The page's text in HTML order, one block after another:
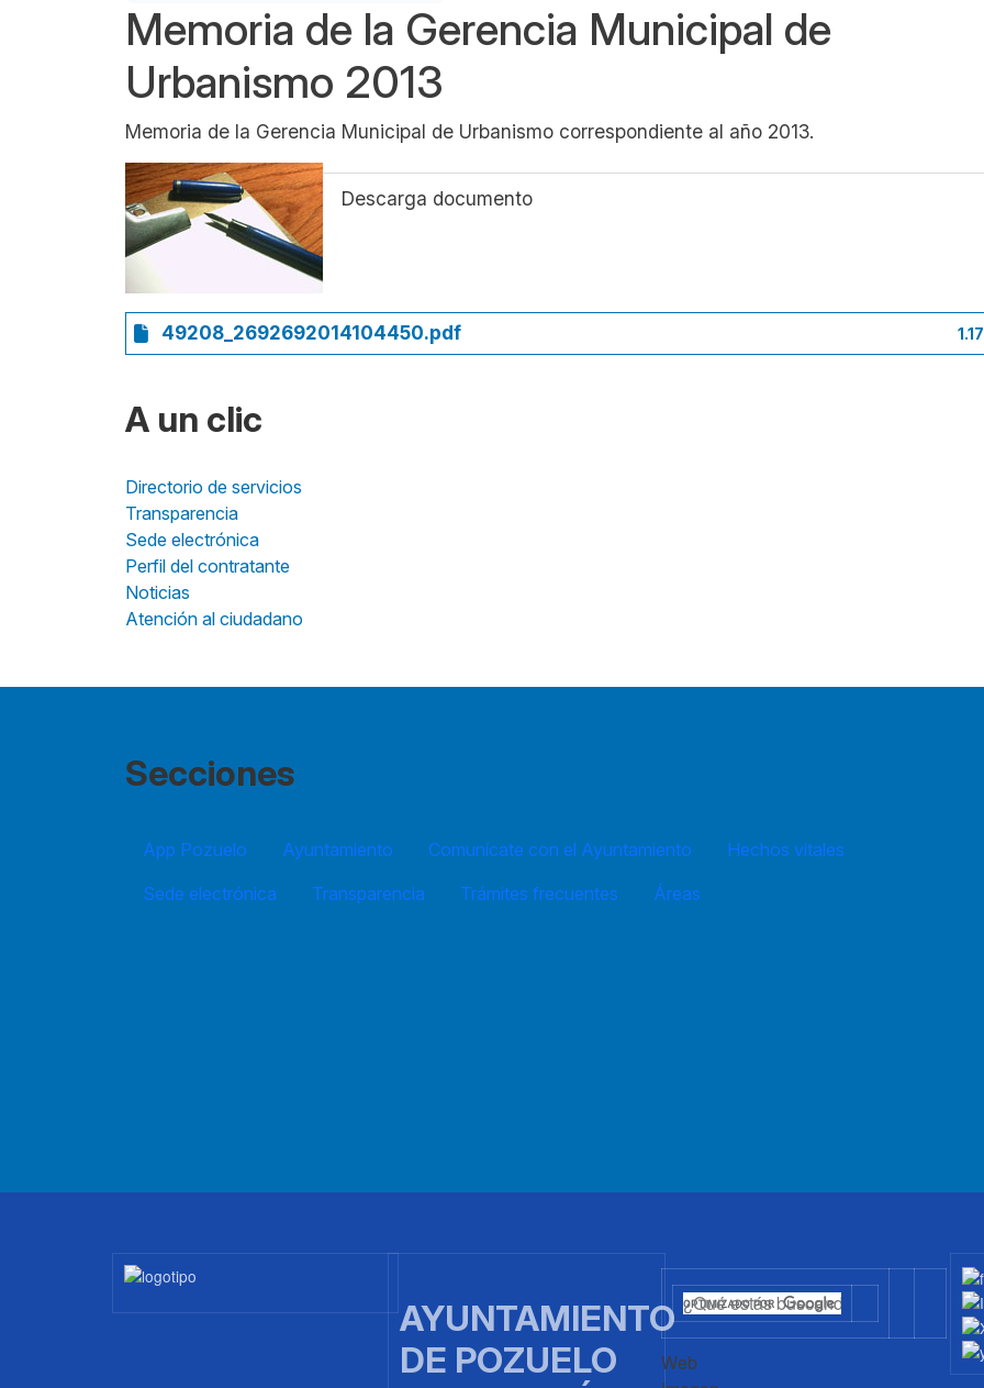
Memoria de la Gerencia Municipal de
Urbanismo 2013
Memoria de la Gerencia Municipal de Urbanismo correspondiente al año 2013.
Descarga documento
49208_2692692014104450.pdf
A un clic
Directorio de servicios
Transparencia
Sede electrónica
Perfil del contratante
Noticias
Atención al ciudadano
Secciones
App Pozuelo Ayuntamiento Comunícate con el Ayuntamiento
Hechos vitales
Sede electrónica
Transparencia Trámites frecuentes Áreas
Imagen
AYUNTAMIENTO
DE POZUELO
Web